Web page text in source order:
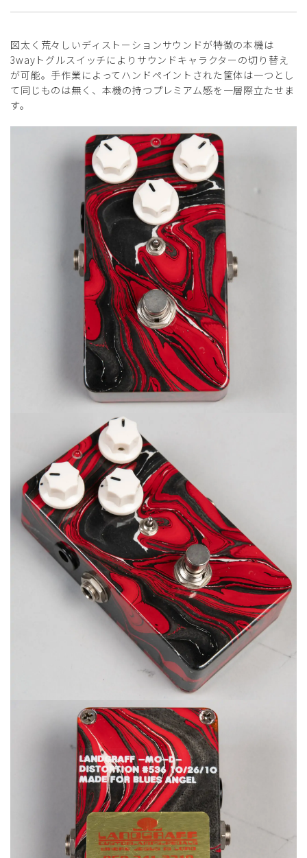
図太く荒々しいディストーションサウンドが特徴の本機は
3wayトグルスイッチによりサウンドキャラクターの切り替え
が可能。手作業によってハンドペイントされた筐体は一つとし
て同じものは無く、本機の持つプレミアム感を一層際立たせま
す。